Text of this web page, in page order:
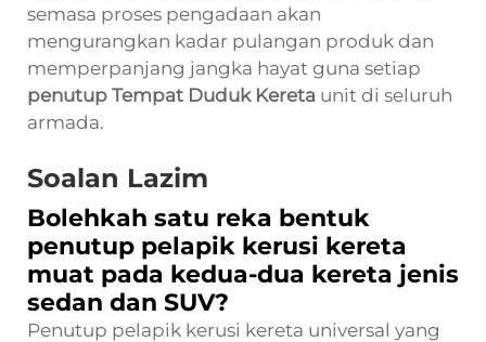
semasa proses pengadaan akan
mengurangkan kadar pulangan produk dan
memperpanjang jangka hayat guna setiap
penutup Tempat Duduk Kereta unit di seluruh
armada.
Soalan Lazim
Bolehkah satu reka bentuk
penutup pelapik kerusi kereta
muat pada kedua-dua kereta jenis
sedan dan SUV?
Penutup pelapik kerusi kereta universal yang